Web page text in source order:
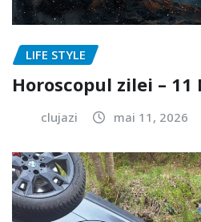
LIFE STYLE
Horoscopul zilei – 11
clujazi mai 11, 2026